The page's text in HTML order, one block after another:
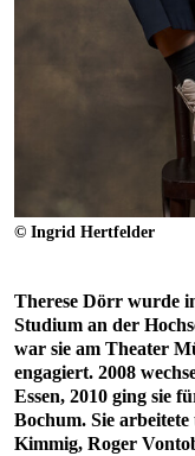
© Ingrid Hertfelder
Therese Dörr wurde
Studium an der
war sie am Theater
engagiert. 2008
Essen, 2010 ging sie
Bochum. Sie arbeitete
Kimmig, Roger